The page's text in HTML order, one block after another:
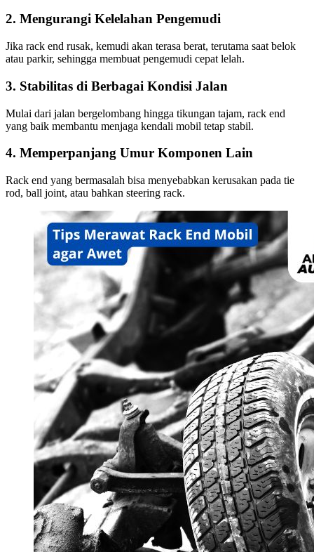
2. Mengurangi Kelelahan Pengemudi
Jika rack end rusak, kemudi akan terasa berat, terutama saat belok
atau parkir, sehingga membuat pengemudi cepat lelah.
3. Stabilitas di Berbagai Kondisi Jalan
Mulai dari jalan bergelombang hingga tikungan tajam, rack end
yang baik membantu menjaga kendali mobil tetap stabil.
4. Memperpanjang Umur Komponen Lain
Rack end yang bermasalah bisa menyebabkan kerusakan pada tie
rod, ball joint, atau bahkan steering rack.